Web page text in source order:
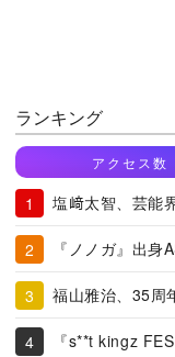
ランキング
アクセス数
塩﨑太智、芸能
『ノノガ』出身
福山雅治、35周
『s**t kingz